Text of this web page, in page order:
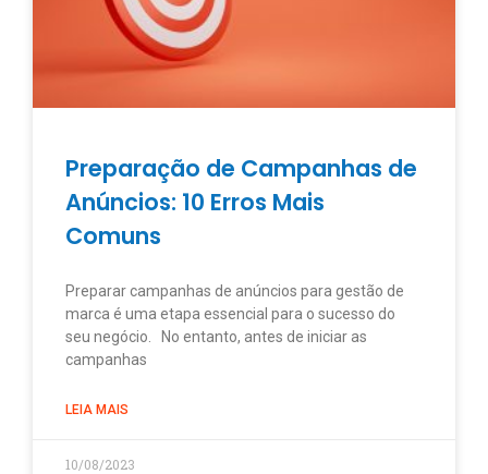
Preparação de Campanhas de
Anúncios: 10 Erros Mais
Comuns
Preparar campanhas de anúncios para gestão de
marca é uma etapa essencial para o sucesso do
seu negócio. No entanto, antes de iniciar as
campanhas
LEIA MAIS
10/08/2023